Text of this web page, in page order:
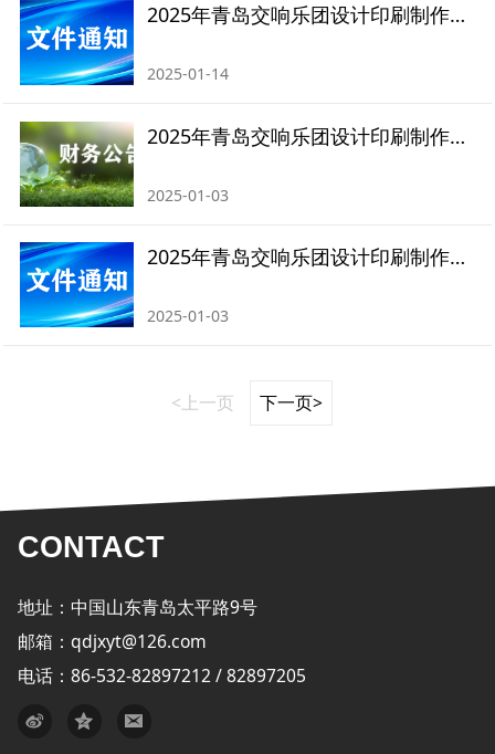
2025年青岛交响乐团设计印刷制作项目成交公告
2025-01-14
2025年青岛交响乐团设计印刷制作项目竞争性磋商采购公告
2025-01-03
2025年青岛交响乐团设计印刷制作项目竞争性磋商采购文件
2025-01-03
<上一页 下一页>
CONTACT
地址：中国山东青岛太平路9号
邮箱：qdjxyt@126.com
电话：86-532-82897212 / 82897205